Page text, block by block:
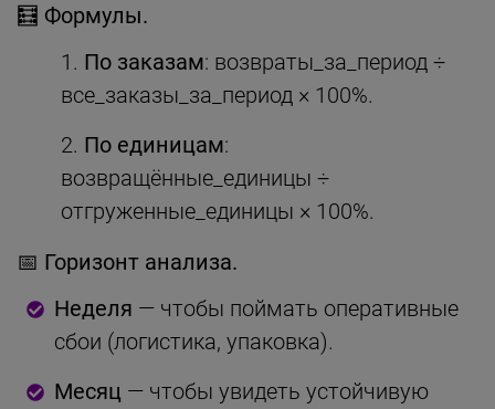
🧮 Формулы.
По заказам: возвраты_за_период ÷
все_заказы_за_период × 100%.
По единицам:
возвращённые_единицы ÷
отгруженные_единицы × 100%.
📅 Горизонт анализа.
Неделя — чтобы поймать оперативные
сбои (логистика, упаковка).
Месяц — чтобы увидеть устойчивую